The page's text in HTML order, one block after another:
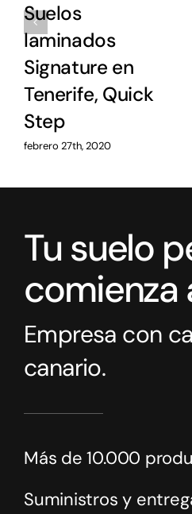
Suelos
laminados
Signature en
Tenerife, Quick
Step
febrero 27th, 2020
Tu suelo
comienza
Empresa con
canario.
Más de 10.000
Suministros y